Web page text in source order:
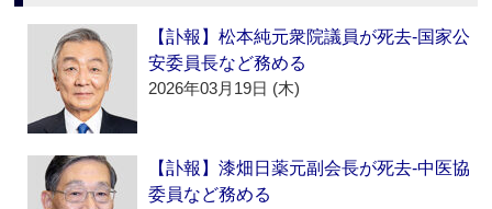
【訃報】松本純元衆院議員が死去‐国家公
安委員長など務める
2026年03月19日 (木)
【訃報】漆畑日薬元副会長が死去‐中医協
委員など務める